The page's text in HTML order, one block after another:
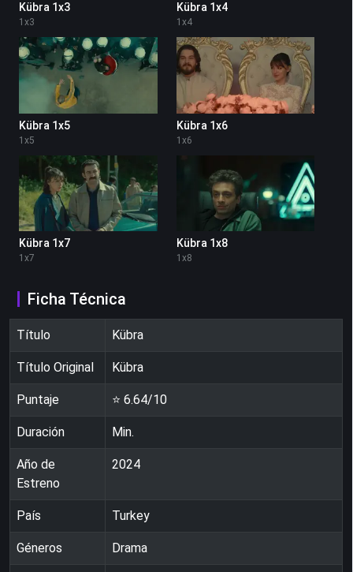
Kübra 1x3
1 x3
Kübra 1x4
1 x4
Kübra 1x5
1 x5
Kübra 1x6
1 x6
Kübra 1x7
1 x7
Kübra 1x8
1 x8
Ficha Técnica
Título Kübra
Título Original Kübra
Puntaje ⭐ 6.64/10
Duración Min.
Año de
Estreno
2024
País Turkey
Géneros Drama